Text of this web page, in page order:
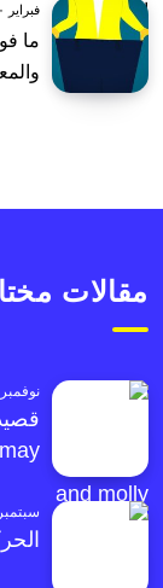
فبراير ٢٠, ٢٠٢٤
ما
مقالات
نوفمبر ١٠, ٢٠٢١
may
سبتمبر ٠٧, ٢٠٢١